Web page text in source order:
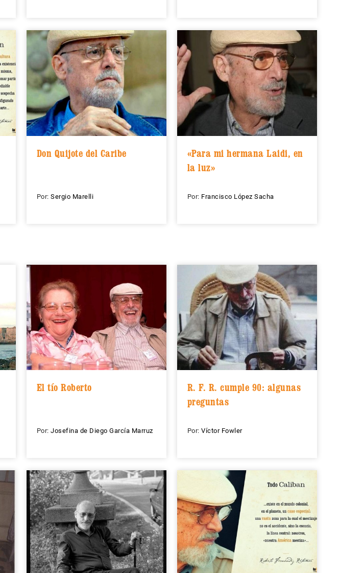
Don Quijote del Caribe
Por: Sergio Marelli
«Para mi hermana Laidi, en
la luz»
Por: Francisco López Sacha
El tío Roberto
Por: Josefina de Diego García Marruz
R. F. R. cumple 90: algunas
preguntas
Por: Víctor Fowler